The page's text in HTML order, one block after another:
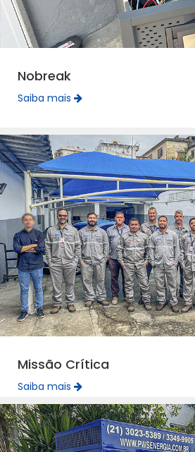
Nobreak
Saiba mais
Missão Crítica
Saiba mais